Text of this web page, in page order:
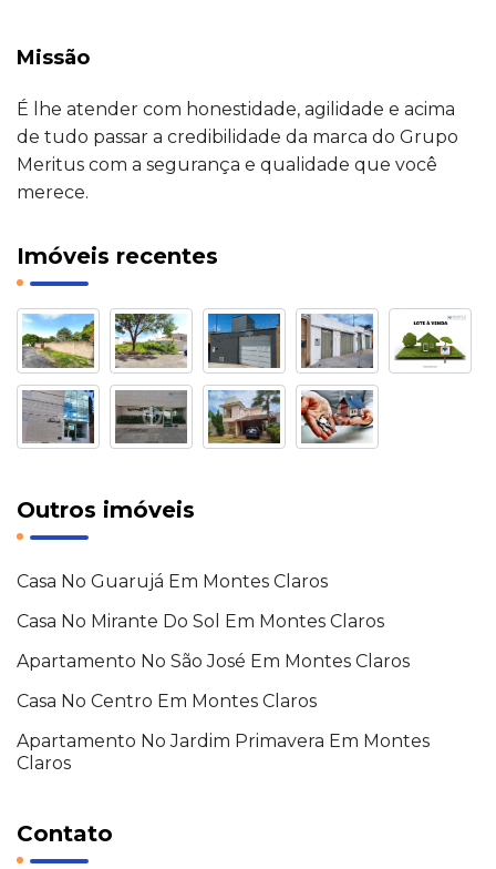
Missão
É lhe atender com honestidade, agilidade e acima
de tudo passar a credibilidade da marca do Grupo
Meritus com a segurança e qualidade que você
merece.
Imóveis recentes
Outros imóveis
Casa No Guarujá Em Montes Claros
Casa No Mirante Do Sol Em Montes Claros
Apartamento No São José Em Montes Claros
Casa No Centro Em Montes Claros
Apartamento No Jardim Primavera Em Montes
Claros
Contato